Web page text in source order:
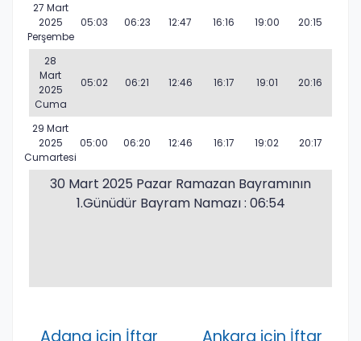
27 Mart
2025
Perşembe
05:03 06:23 12:47 16:16 19:00 20:15
28
Mart
2025
Cuma
05:02 06:21 12:46 16:17 19:01 20:16
29 Mart
2025
Cumartesi
05:00 06:20 12:46 16:17 19:02 20:17
30 Mart 2025 Pazar Ramazan Bayramının
1.Günüdür Bayram Namazı : 06:54
Adana için İftar Ankara için İftar